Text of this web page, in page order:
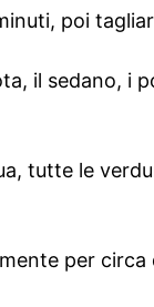
poi
il sedano, i
tutte le
per circa